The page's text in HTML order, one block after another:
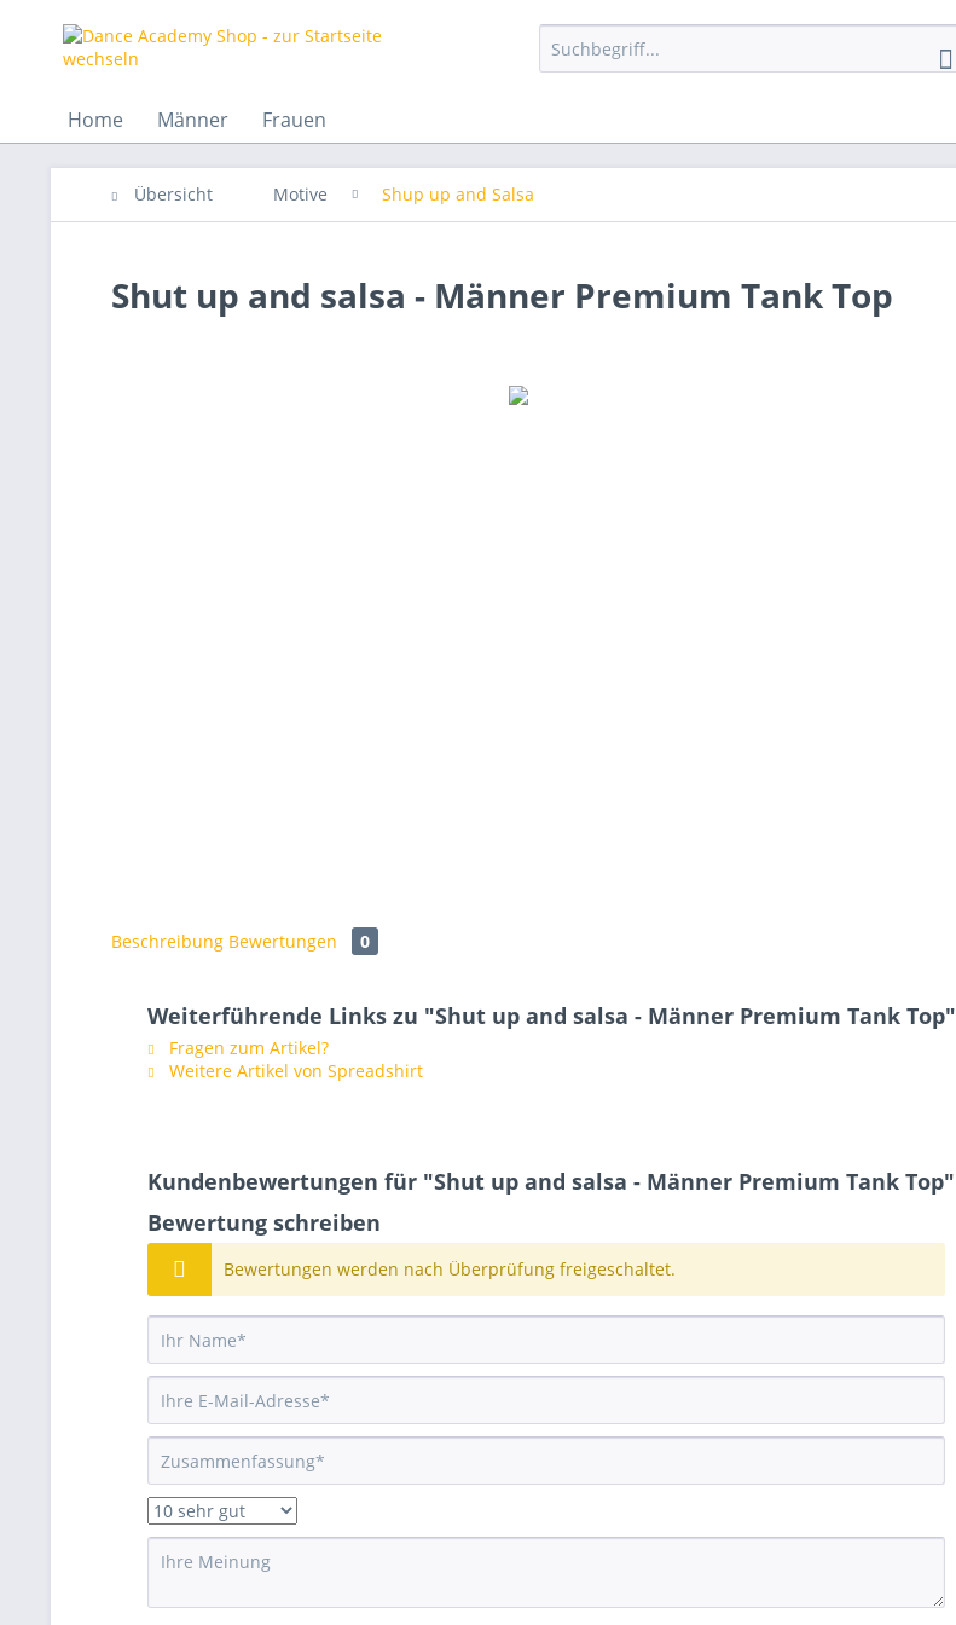
Home Männer Frauen
Übersicht Motive Shup up and Salsa
Shut up and salsa - Männer Premium Tank Top
Beschreibung Bewertungen 0
Weiterführende Links zu "Shut up and salsa - Männer Premium Tank Top"
Fragen zum Artikel?
Weitere Artikel von Spreadshirt
Kundenbewertungen für "Shut up and salsa - Männer Premium Tank Top"
Bewertung schreiben
Bewertungen werden nach Überprüfung freigeschaltet.